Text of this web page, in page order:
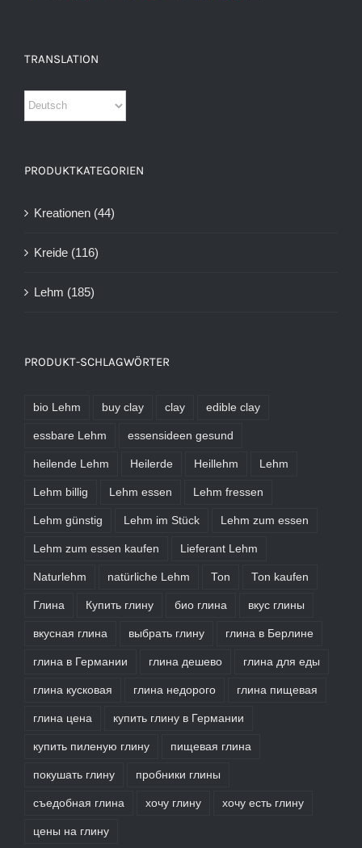
TRANSLATION
PRODUKTKATEGORIEN
Kreationen (44)
Kreide (116)
Lehm (185)
PRODUKT-SCHLAGWÖRTER
bio Lehm buy clay clay edible clay
essbare Lehm essensideen gesund
heilende Lehm Heilerde Heillehm Lehm
Lehm billig Lehm essen Lehm fressen
Lehm günstig Lehm im Stück Lehm zum essen
Lehm zum essen kaufen Lieferant Lehm
Naturlehm natürliche Lehm Ton Ton kaufen
Глина Купить глину био глина вкус глины
вкусная глина выбрать глину глина в Берлине
глина в Германии глина дешево глина для еды
глина кусковая глина недорого глина пищевая
глина цена купить глину в Германии
купить пиленую глину пищевая глина
покушать глину пробники глины
съедобная глина хочу глину хочу есть глину
цены на глину